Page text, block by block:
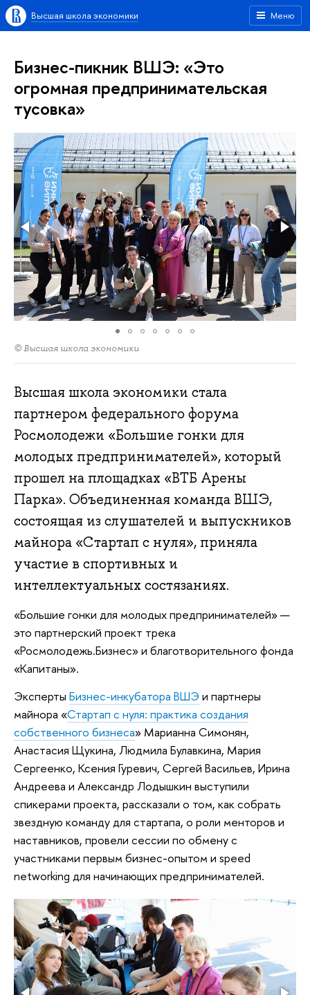
Меню
Высшая школа экономики
Бизнес-пикник ВШЭ: «Это
огромная предпринимательская
тусовка»
© Высшая школа экономики
Высшая школа экономики стала
партнером федерального форума
Росмолодежи «Большие гонки для
молодых предпринимателей», который
прошел на площадках «ВТБ Арены
Парка». Объединенная команда ВШЭ,
состоящая из слушателей и выпускников
майнора «Стартап с нуля», приняла
участие в спортивных и
интеллектуальных состязаниях.
«Большие гонки для молодых предпринимателей» —
это партнерский проект трека
«Росмолодежь.Бизнес» и благотворительного фонда
«Капитаны».
Эксперты Бизнес-инкубатора ВШЭ и партнеры
майнора «Стартап с нуля: практика создания
собственного бизнеса» Марианна Симонян,
Анастасия Щукина, Людмила Булавкина, Мария
Сергеенко, Ксения Гуревич, Сергей Васильев, Ирина
Андреева и Александр Лодышкин выступили
спикерами проекта, рассказали о том, как собрать
звездную команду для стартапа, о роли менторов и
наставников, провели сессии по обмену с
участниками первым бизнес-опытом и speed
networking для начинающих предпринимателей.